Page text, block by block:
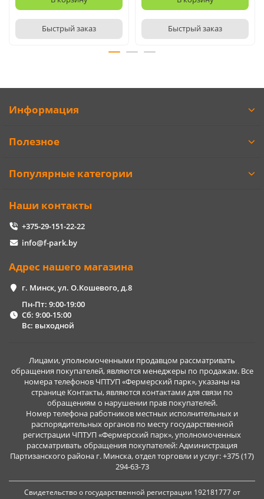
Быстрый заказ Быстрый заказ
Информация
Полезное
Популярные категории
Наши контакты
+375-29-151-22-22
info@f-park.by
Адрес нашего магазина
г. Минск, ул. О.Кошевого, д.8
Пн-Пт: 9:00-19:00
Сб: 9:00-15:00
Вс: выходной
Лицами, уполномоченными продавцом рассматривать
обращения покупателей, являются менеджеры по продажам. Все
номера телефонов ЧПТУП «Фермерский парк», указаны на
странице Контакты, являются контактами для связи по
обращениям о нарушении прав покупателей.
Номер телефона работников местных исполнительных и
распорядительных органов по месту государственной
регистрации ЧПТУП «Фермерский парк», уполномоченных
рассматривать обращения покупателей: Администрация
Партизанского района г. Минска, отдел торговли и услуг: +375 (17)
294-63-73
Свидетельство о государственной регистрации 192181777 от